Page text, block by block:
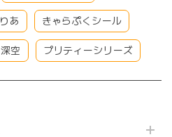
あ きゃらぷくシール
空 プリティーシリーズ